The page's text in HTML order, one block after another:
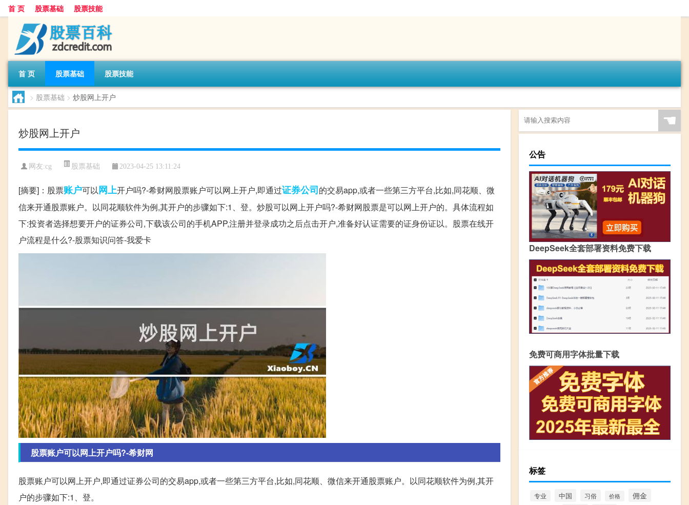
首 页 股票基础 股票技能
首 页 股票基础 股票技能
> 股票基础 > 炒股网上开户
炒股网上开户
网友:cg 股票基础 2023-04-25 13:11:24
[摘要]：股票账户可以网上开户吗?-希财网股票账户可以网上开户,即通过证券公司的交易app,或者一些第三方平台,比如,同花顺、微
信来开通股票账户。以同花顺软件为例,其开户的步骤如下:1、登。炒股可以网上开户吗?-希财网股票是可以网上开户的。具体流程如
下:投资者选择想要开户的证券公司,下载该公司的手机APP,注册并登录成功之后点击开户,准备好认证需要的证身份证以。股票在线开
户流程是什么?-股票知识问答-我爱卡
股票账户可以网上开户吗?-希财网
股票账户可以网上开户,即通过证券公司的交易app,或者一些第三方平台,比如,同花顺、微信来开通股票账户。以同花顺软件为例,其开
户的步骤如下:1、登。
☚
公告
DeepSeek全套部署资料免费下载
免费可商用字体批量下载
标签
专业 中国 习俗 价格 佣金